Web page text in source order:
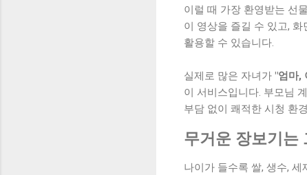
이럴 때 가장 환영받는 선
이 영상을 즐길 수 있고,
활용할 수 있습니다.
실제로 많은 자녀가 "엄마,
이 서비스입니다. 부모님
부담 없이 쾌적한 시청 환
무거운 장보기는
나이가 들수록 쌀, 생수,